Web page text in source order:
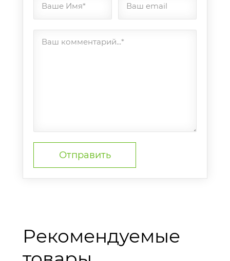
Ваше Имя* Ваш email
Ваш комментарий...*
Рекомендуемые